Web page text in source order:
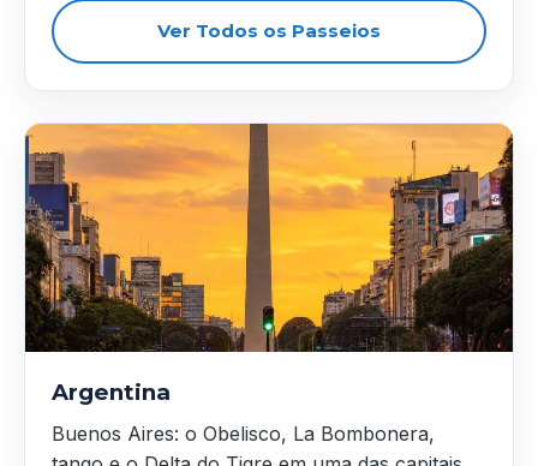
Ver Todos os Passeios
Argentina
Buenos Aires: o Obelisco, La Bombonera,